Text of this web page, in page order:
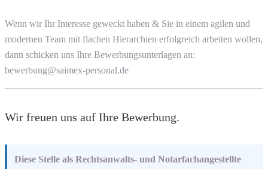
Wenn wir Ihr Interesse geweckt haben & Sie in einem agilen und
modernen Team mit flachen Hierarchien erfolgreich arbeiten wollen,
dann schicken uns Ihre Bewerbungsunterlagen an:
bewerbung@saimex-personal.de
Wir freuen uns auf Ihre Bewerbung.
Diese Stelle als Rechtsanwalts- und Notarfachangestellte